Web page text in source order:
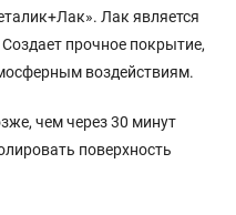
Лак является
прочное покрытие,
воздействиям.
чем через 30 минут
поверхность